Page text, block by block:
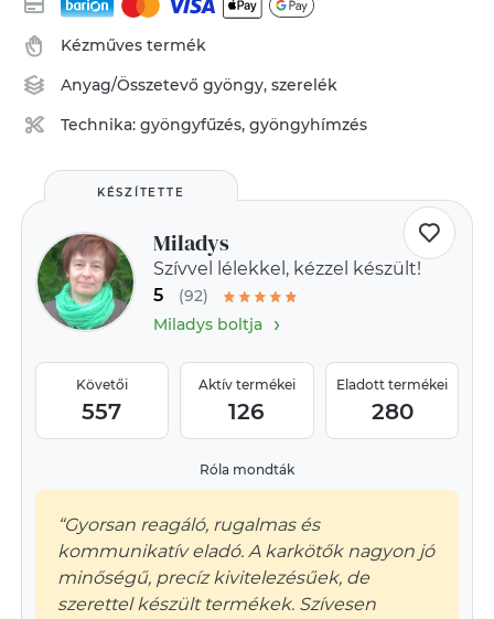
Kézműves termék
Anyag/Összetevőgyöngy,szerelék
Technika:gyöngyfűzés, gyöngyhímzés
KÉSZÍTETTE
Miladys
Szívvel lélekkel, kézzel készült!
5
(92)
Miladys boltja›
Követői
557
Aktív termékei
126
Eladott termékei
280
Róla mondták
“Gyorsan reagáló, rugalmas és
kommunikatív eladó. A karkötők nagyon jó
minőségű, precíz kivitelezésűek, de
szerettel készült termékek. Szívesen